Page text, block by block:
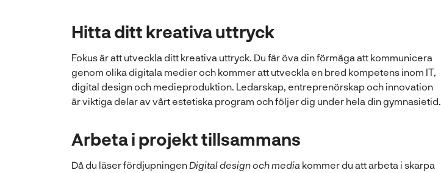
Hitta ditt kreativa uttryck
Fokus är att utveckla ditt kreativa uttryck. Du får öva din förmåga att kommunicera
genom olika digitala medier och kommer att utveckla en bred kompetens inom IT,
digital design och medieproduktion. Ledarskap, entreprenörskap och innovation
är viktiga delar av vårt estetiska program och följer dig under hela din gymnasietid.
Arbeta i projekt tillsammans
Då du läser fördjupningenDigital design och media kommer du att arbeta i skarpa